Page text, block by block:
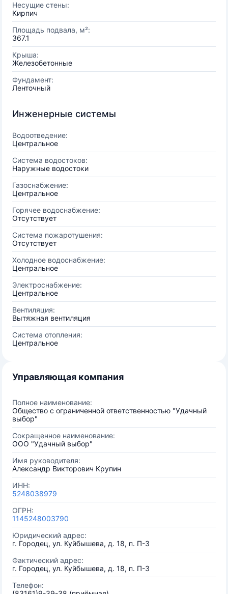
Несущие стены:
Кирпич
Площадь подвала, м²:
367.1
Крыша:
Железобетонные
Фундамент:
Ленточный
Инженерные системы
Водоотведение:
Центральное
Система водостоков:
Наружные водостоки
Газоснабжение:
Центральное
Горячее водоснабжение:
Отсутствует
Система пожаротушения:
Отсутствует
Холодное водоснабжение:
Центральное
Электроснабжение:
Центральное
Вентиляция:
Вытяжная вентиляция
Система отопления:
Центральное
Управляющая компания
Полное наименование:
Общество с ограниченной ответственностью "Удачный
выбор"
Сокращенное наименование:
ООО "Удачный выбор"
Имя руководителя:
Александр Викторович Крупин
ИНН:
5248038979
ОГРН:
1145248003790
Юридический адрес:
г. Городец, ул. Куйбышева, д. 18, п. П-3
Фактический адрес:
г. Городец, ул. Куйбышева, д. 18, п. П-3
Телефон: